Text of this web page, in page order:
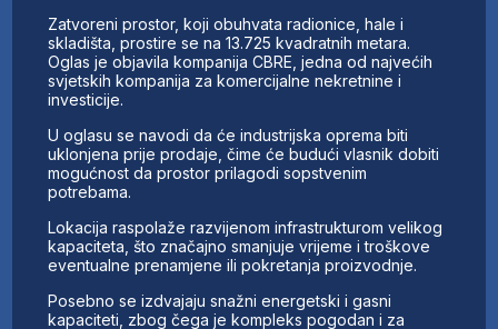
Zatvoreni prostor, koji obuhvata radionice, hale i
skladišta, prostire se na 13.725 kvadratnih metara.
Oglas je objavila kompanija CBRE, jedna od najvećih
svjetskih kompanija za komercijalne nekretnine i
investicije.
U oglasu se navodi da će industrijska oprema biti
uklonjena prije prodaje, čime će budući vlasnik dobiti
mogućnost da prostor prilagodi sopstvenim
potrebama.
Lokacija raspolaže razvijenom infrastrukturom velikog
kapaciteta, što značajno smanjuje vrijeme i troškove
eventualne prenamjene ili pokretanja proizvodnje.
Posebno se izdvajaju snažni energetski i gasni
kapaciteti, zbog čega je kompleks pogodan i za